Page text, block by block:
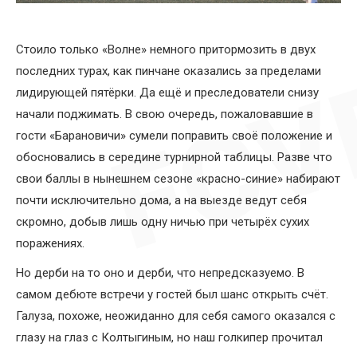
Стоило только «Волне» немного притормозить в двух
последних турах, как пинчане оказались за пределами
лидирующей пятёрки. Да ещё и преследователи снизу
начали поджимать. В свою очередь, пожаловавшие в
гости «Барановичи» сумели поправить своё положение и
обосновались в середине турнирной таблицы. Разве что
свои баллы в нынешнем сезоне «красно-синие» набирают
почти исключительно дома, а на выезде ведут себя
скромно, добыв лишь одну ничью при четырёх сухих
поражениях.
Но дерби на то оно и дерби, что непредсказуемо. В
самом дебюте встречи у гостей был шанс открыть счёт.
Галуза, похоже, неожиданно для себя самого оказался с
глазу на глаз с Колтыгиным, но наш голкипер прочитал